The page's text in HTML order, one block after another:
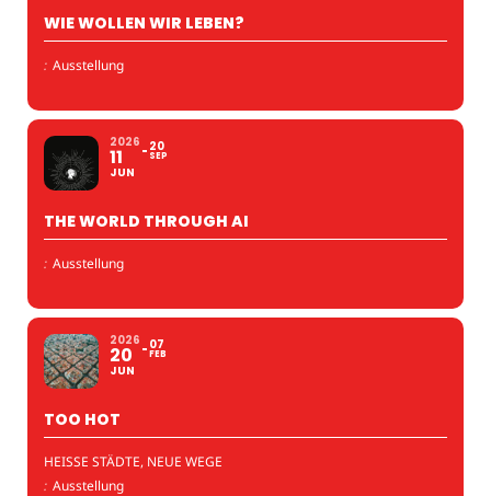
WIE WOLLEN WIR LEBEN?
: Ausstellung
2026
11
JUN
20
SEP
THE WORLD THROUGH AI
: Ausstellung
2026
20
JUN
07
FEB
TOO HOT
HEISSE STÄDTE, NEUE WEGE
: Ausstellung